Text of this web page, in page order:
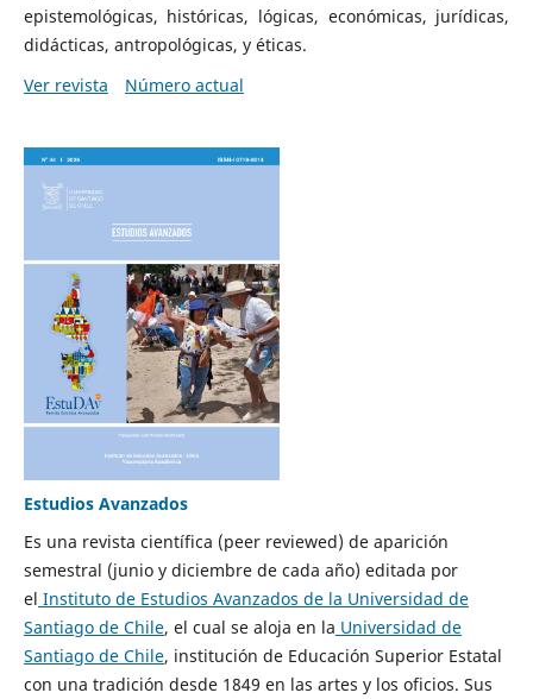
epistemológicas, históricas, lógicas, económicas, jurídicas,
didácticas, antropológicas, y éticas.
Ver revista
Número actual
Estudios Avanzados
Es una revista científica (peer reviewed) de aparición
semestral (junio y diciembre de cada año) editada por
el Instituto de Estudios Avanzados de la Universidad de
Santiago de Chile, el cual se aloja en la Universidad de
Santiago de Chile, institución de Educación Superior Estatal
con una tradición desde 1849 en las artes y los oficios. Sus